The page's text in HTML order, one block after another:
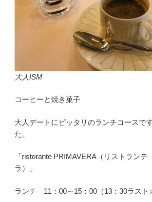
大人ISM
コーヒーと焼き菓子
大人デートにピッタリのランチコースで
た。
「ristorante PRIMAVERA（リストラン
ラ）」
ランチ 11：00～15：00（13：30ラスト